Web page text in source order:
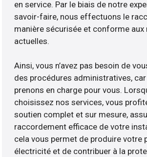
en service. Par le biais de notre
savoir-faire, nous effectuons le
manière sécurisée et conforme aux
actuelles.
Ainsi, vous n’avez pas besoin de
des procédures administratives,
prenons en charge pour vous.
choisissez nos services, vous
soutien complet et sur mesure,
raccordement efficace de votre
cela vous permet de produire votre
électricité et de contribuer à la